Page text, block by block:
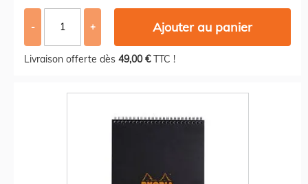
- + Ajouter au panier
Livraison offerte dès 49,00 €TTC !